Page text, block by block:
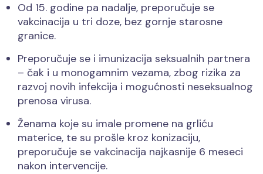
Od 15. godine pa nadalje, preporučuje se
vakcinacija u tri doze, bez gornje starosne
granice.
Preporučuje se i imunizacija seksualnih partnera
– čak i u monogamnim vezama, zbog rizika za
razvoj novih infekcija i mogućnosti neseksualnog
prenosa virusa.
Ženama koje su imale promene na grliću
materice, te su prošle kroz konizaciju,
preporučuje se vakcinacija najkasnije 6 meseci
nakon intervencije.